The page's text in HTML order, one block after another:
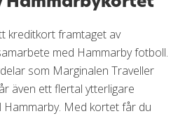
kreditkort framtaget av
med Hammarby fotboll.
som Marginalen Traveller
även ett flertal ytterligare
Med kortet får du